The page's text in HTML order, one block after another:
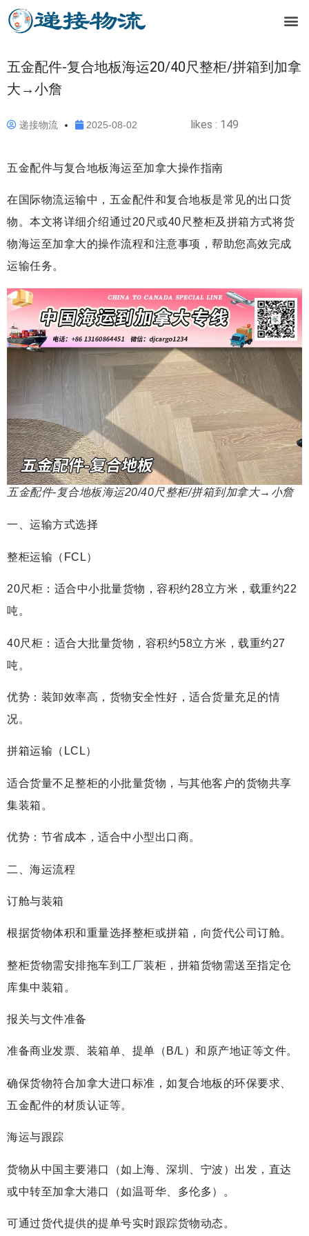
五金配件-复合地板海运20/40尺整柜/拼箱到加拿
大→小詹
递接物流 2025-08-02 likes : 149
五金配件与复合地板海运至加拿大操作指南
在国际物流运输中，五金配件和复合地板是常见的出口货
物。本文将详细介绍通过20尺或40尺整柜及拼箱方式将货
物海运至加拿大的操作流程和注意事项，帮助您高效完成
运输任务。
五金配件-复合地板海运20/40尺整柜/拼箱到加拿大→小詹
一、运输方式选择
整柜运输（FCL）
20尺柜：适合中小批量货物，容积约28立方米，载重约22
吨。
40尺柜：适合大批量货物，容积约58立方米，载重约27
吨。
优势：装卸效率高，货物安全性好，适合货量充足的情
况。
拼箱运输（LCL）
适合货量不足整柜的小批量货物，与其他客户的货物共享
集装箱。
优势：节省成本，适合中小型出口商。
二、海运流程
订舱与装箱
根据货物体积和重量选择整柜或拼箱，向货代公司订舱。
整柜货物需安排拖车到工厂装柜，拼箱货物需送至指定仓
库集中装箱。
报关与文件准备
准备商业发票、装箱单、提单（B/L）和原产地证等文件。
确保货物符合加拿大进口标准，如复合地板的环保要求、
五金配件的材质认证等。
海运与跟踪
货物从中国主要港口（如上海、深圳、宁波）出发，直达
或中转至加拿大港口（如温哥华、多伦多）。
可通过货代提供的提单号实时跟踪货物动态。